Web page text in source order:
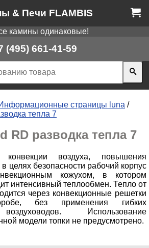
& Печи FLAMBIS
камины одинаковые!
(495) 661-41-59
страницы luna /
тепла 7
RD разводка тепла 7
конвекции воздуха, повышения
в целях безопасности рабочий корпус
кожухом, в котором
интенсивный теплообмен. Тепло от
через конвекционные решетки
без применения гибких
Использование
модели топки не предусмотрено.